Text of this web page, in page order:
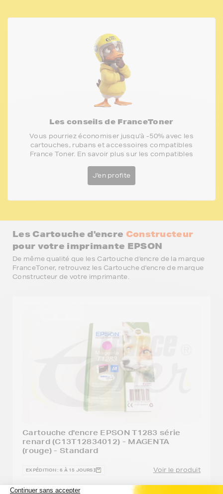
Les conseils de FranceToner
Vous pourriez économiser jusqu'à -50% avec les
cartouches, rubans et accessoires compatibles
France Toner. En savoir plus sur les compatibles
J'en profite
Les Cartouche d'encre Constructeur
pour votre imprimante EPSON
De même qualité que les Cartouche d'encre de la marque
FranceToner, retrouvez les Cartouche d'encre de marque
Constructeur de votre imprimante.
Cartouche d'encre EPSON T1283 série
renard (C13T12834012) - MAGENTA
(rouge) - Standard
EXPÉDITION : 6 À 15 JOURS Voir le produit